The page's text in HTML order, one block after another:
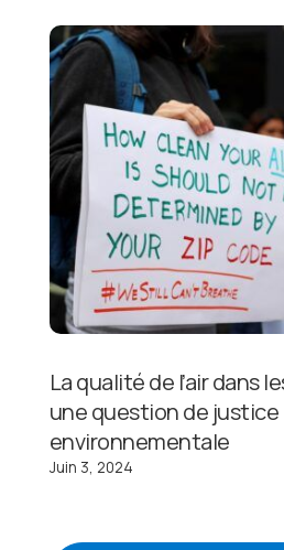
La qualité de l’air dans
une question de justice
environnementale
Juin 3, 2024